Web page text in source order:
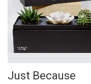
Just Because